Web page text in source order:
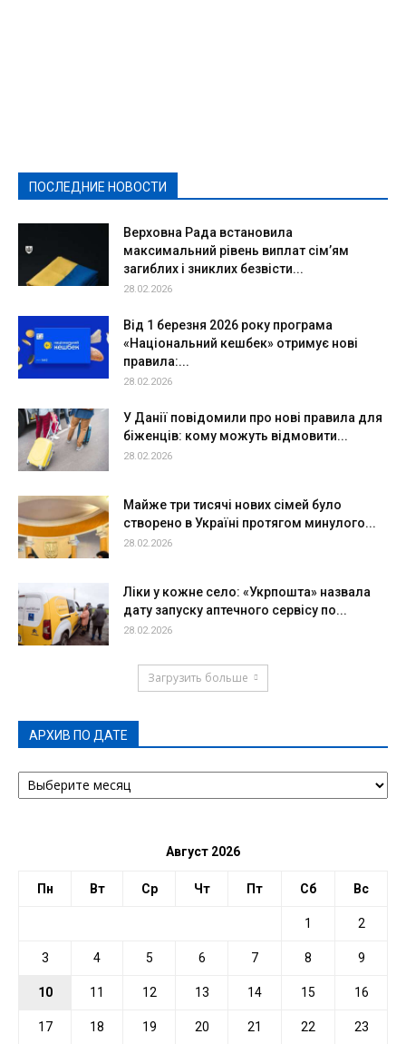
ПОСЛЕДНИЕ НОВОСТИ
Верховна Рада встановила
максимальний рівень виплат сім’ям
загиблих і зниклих безвісти...
28.02.2026
Від 1 березня 2026 року програма
«Національний кешбек» отримує нові
правила:...
28.02.2026
У Данії повідомили про нові правила для
біженців: кому можуть відмовити...
28.02.2026
Майже три тисячі нових сімей було
створено в Україні протягом минулого...
28.02.2026
Ліки у кожне село: «Укрпошта» назвала
дату запуску аптечного сервісу по...
28.02.2026
Загрузить больше
АРХИВ ПО ДАТЕ
АРХИВ
ПО
Август 2026
Пн Вт Ср Чт Пт Сб Вс
1 2
3 4 5 6 7 8 9
10 11 12 13 14 15 16
17 18 19 20 21 22 23